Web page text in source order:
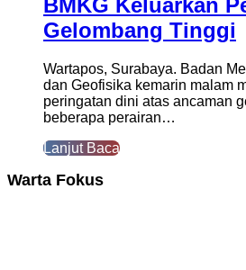
Gelombang Tinggi
Wartapos, Surabaya. Badan
dan Geofisika kemarin malam
peringatan dini atas ancaman
beberapa perairan…
Lanjut Baca
Warta Fokus